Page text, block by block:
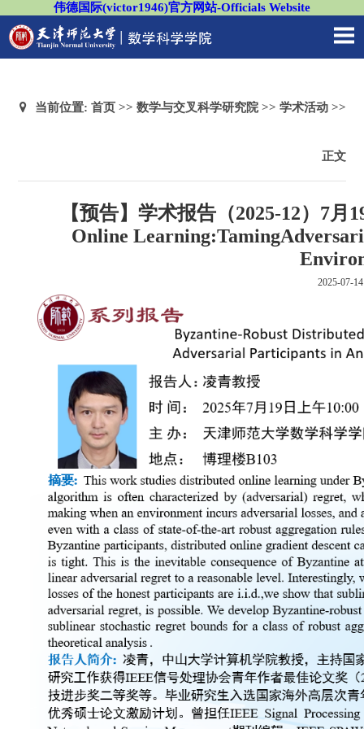
伟德国际(victor1946)官方网站-Officials Website
当前位置: 首页>> 数学与交叉科学研究院>> 学术活动>>
正文
【预告】学术报告（2025-12）7
Online
2025-07-